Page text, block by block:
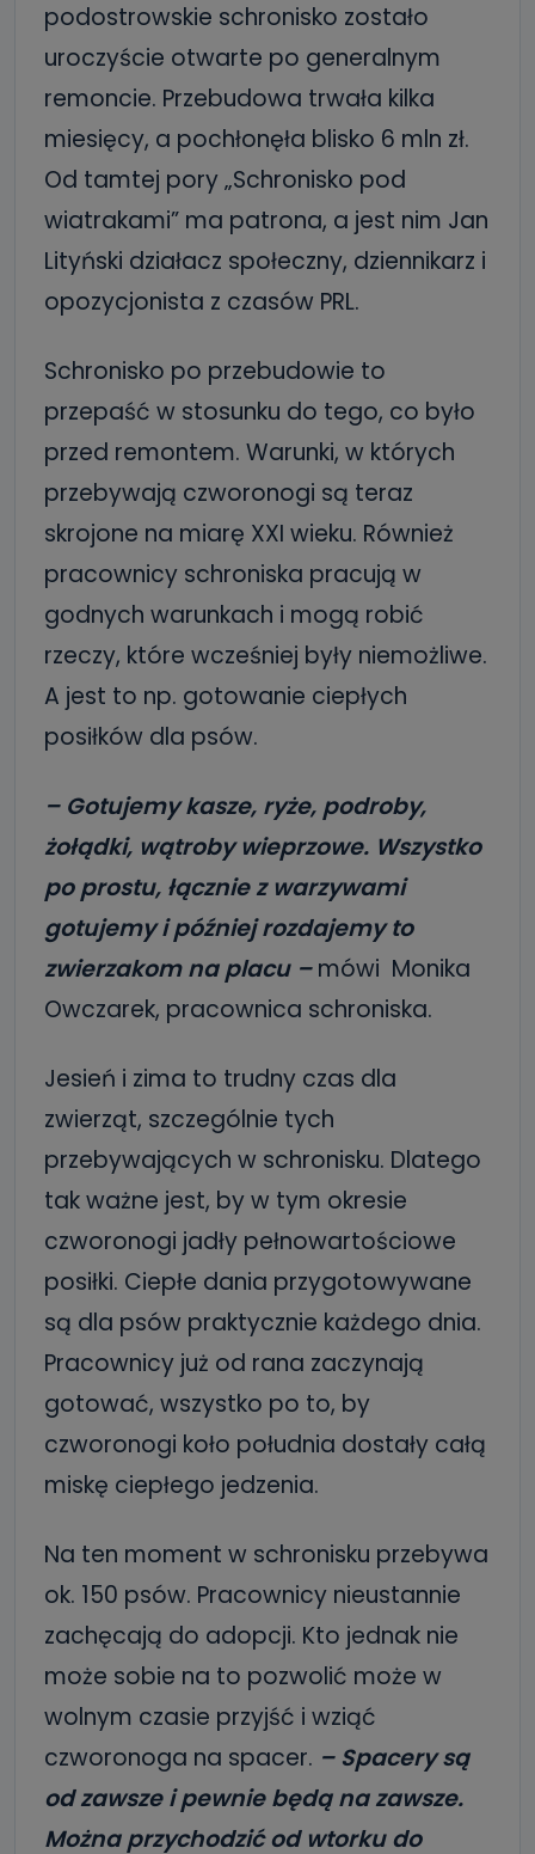
podostrowskie schronisko zostało
uroczyście otwarte po generalnym
remoncie. Przebudowa trwała kilka
miesięcy, a pochłonęła blisko 6 mln zł.
Od tamtej pory „Schronisko pod
wiatrakami” ma patrona, a jest nim Jan
Lityński działacz społeczny, dziennikarz i
opozycjonista z czasów PRL.
Schronisko po przebudowie to
przepaść w stosunku do tego, co było
przed remontem. Warunki, w których
przebywają czworonogi są teraz
skrojone na miarę XXI wieku. Również
pracownicy schroniska pracują w
godnych warunkach i mogą robić
rzeczy, które wcześniej były niemożliwe.
A jest to np. gotowanie ciepłych
posiłków dla psów.
– Gotujemy kasze, ryże, podroby,
żołądki, wątroby wieprzowe. Wszystko
po prostu, łącznie z warzywami
gotujemy i później rozdajemy to
zwierzakom na placu –mówi Monika
Owczarek, pracownica schroniska.
Jesień i zima to trudny czas dla
zwierząt, szczególnie tych
przebywających w schronisku. Dlatego
tak ważne jest, by w tym okresie
czworonogi jadły pełnowartościowe
posiłki. Ciepłe dania przygotowywane
są dla psów praktycznie każdego dnia.
Pracownicy już od rana zaczynają
gotować, wszystko po to, by
czworonogi koło południa dostały całą
miskę ciepłego jedzenia.
Na ten moment w schronisku przebywa
ok. 150 psów. Pracownicy nieustannie
zachęcają do adopcji. Kto jednak nie
może sobie na to pozwolić może w
wolnym czasie przyjść i wziąć
czworonoga na spacer. – Spacery są
od zawsze i pewnie będą na zawsze.
Można przychodzić od wtorku do